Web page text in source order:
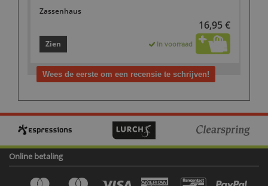
Zassenhaus
16,95 €
Zien In voorraad
Wees de eerste om een recensie te schrijven!
Online betaling